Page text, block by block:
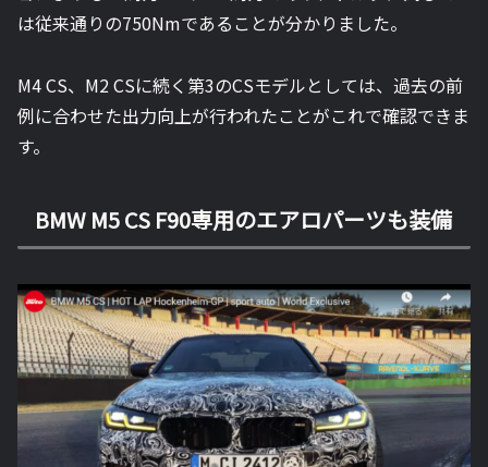
は従来通りの750Nmであることが分かりました。
M4 CS、M2 CSに続く第3のCSモデルとしては、過去の前
例に合わせた出力向上が行われたことがこれで確認できま
す。
BMW M5 CS F90専用のエアロパーツも装備